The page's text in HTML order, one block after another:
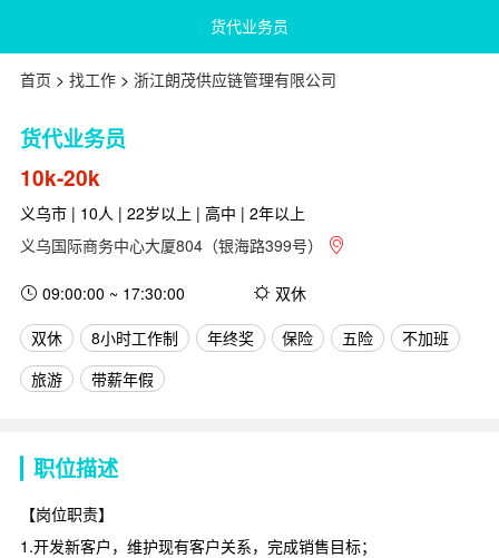
货代业务员
首页 > 找工作> 浙江朗茂供应链管理有限公司
货代业务员
10k-20k
义乌市 | 10人 | 22岁以上 | 高中 | 2年以上
义乌国际商务中心大厦804（银海路399号）
09:00:00 ~ 17:30:00 双休
双休 8小时工作制 年终奖 保险 五险
不加班
旅游
带薪年假
职位描述
【岗位职责】
1.开发新客户，维护现有客户关系，完成销售目标；